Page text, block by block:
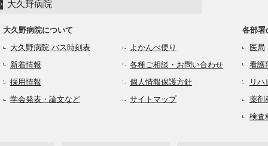
大久野病院
大久野病院について
大久野病院 バス時刻表
よかんべ便り
新着情報
各種ご相談・お問い合わせ
採用情報
個人情報保護方針
学会発表・論文など
サイトマップ
各部署
医局
看護
リ
薬剤
検査